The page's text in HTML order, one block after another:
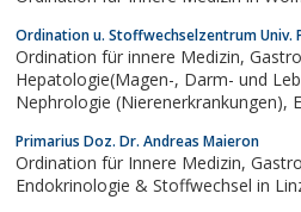
Ordination u. Stoffwechselzentrum Univ.
Ordination für innere Medizin, Gastroenterologie u.
Hepatologie(Magen-, Darm- und Lebererkrankungen),
Nephrologie (Nierenerkrankungen), Endokrinologie und
Stoffwechselkrankheiten)
Primarius Doz. Dr. Andreas Maieron
Ordination für Innere Medizin, Gastroenterologie & Hepatologie,
Endokrinologie & Stoffwechsel in